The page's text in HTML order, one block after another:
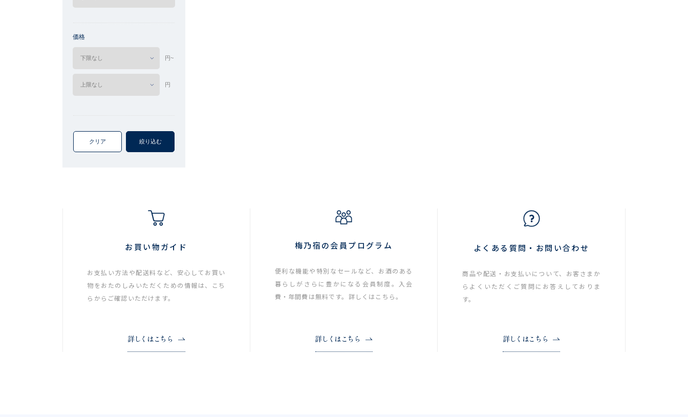
価格
円~
円
クリア 絞り込む
お買い物ガイド
お支払い方法や配送料など、安心してお買い
物をおたのしみいただくための情報は、こち
らからご確認いただけます。
詳しくはこちら
梅乃宿の会員プログラム
便利な機能や特別なセールなど、お酒のある
暮らしがさらに豊かになる会員制度。入会
費・年間費は無料です。詳しくはこちら。
詳しくはこちら
よくある質問・お問い合わせ
商品や配送・お支払いについて、お客さまか
らよくいただくご質問にお答えしておりま
す。
詳しくはこちら